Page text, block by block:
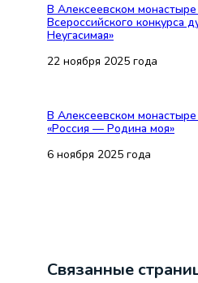
В Алексеевском
Всероссийского конкурса
Неугасимая»
22 ноября 2025 года
В Алексеевском
«Россия — Родина моя»
6 ноября 2025 года
Связанные